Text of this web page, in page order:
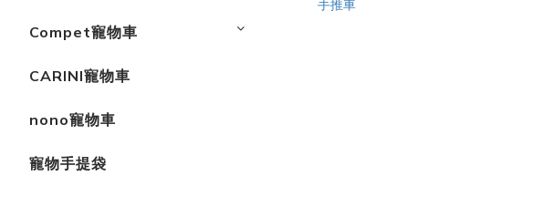
Compet寵物車
CARINI寵物車
nono寵物車
寵物手提袋